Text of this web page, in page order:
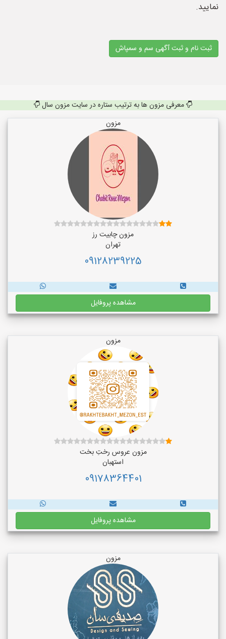
نمایید.
ثبت نام و ثبت آگهی سم و سمپاش
معرفی مزون ها به ترتیب ستاره در سایت مزون سال
مزون
مزون چابیت رز
تهران
09128239225
مشاهده پروفایل
مزون
مزون عروس رختِ بخت
استهبان
09178364401
مشاهده پروفایل
مزون